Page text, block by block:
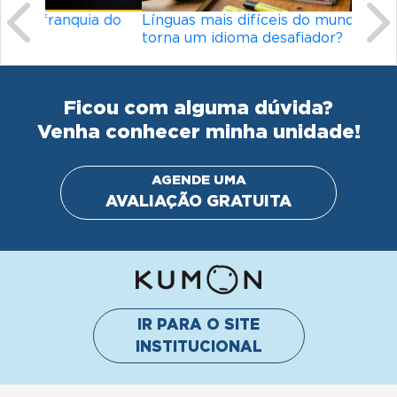
Línguas mais difíceis do mundo: o que
torna um idioma desafiador?
Ficou com alguma dúvida?
Venha conhecer minha unidade!
AGENDE UMA
AVALIAÇÃO GRATUITA
IR PARA O SITE
INSTITUCIONAL